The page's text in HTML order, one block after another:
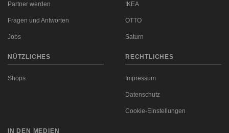
Partner werden
Fragen und Antworten
Jobs
IKEA
OTTO
Saturn
NÜTZLICHES
Shops
RECHTLICHES
Impressum
Datenschutz
Cookie-Einstellungen
IN DEN MEDIEN